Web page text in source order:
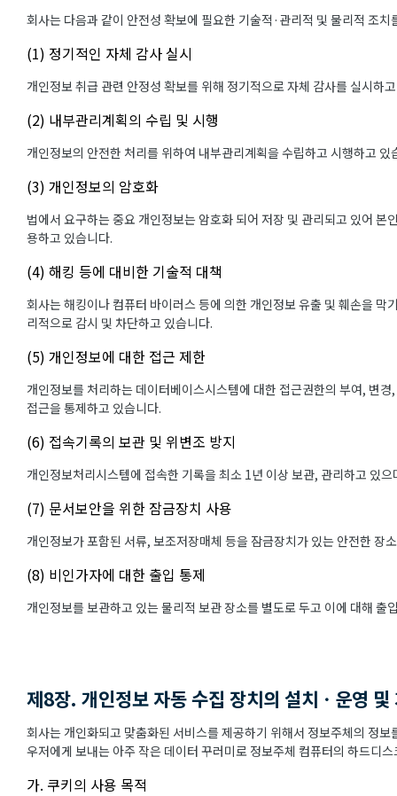
회사는 다음과 같이 안전성 확보에 필요한 기술적·관리적 및 물리적 조치
(1) 정기적인 자체 감사 실시
개인정보 취급 관련 안정성 확보를 위해 정기적으로 자체 감사를 실시하
(2) 내부관리계획의 수립 및 시행
개인정보의 안전한 처리를 위하여 내부관리계획을 수립하고 시행하고 있
(3) 개인정보의 암호화
법에서 요구하는 중요 개인정보는 암호화 되어 저장 및 관리되고 있어
용하고 있습니다.
(4) 해킹 등에 대비한 기술적 대책
회사는 해킹이나 컴퓨터 바이러스 등에 의한 개인정보 유출 및 훼손을
리적으로 감시 및 차단하고 있습니다.
(5) 개인정보에 대한 접근 제한
개인정보를 처리하는 데이터베이스시스템에 대한 접근권한의 부여, 변
접근을 통제하고 있습니다.
(6) 접속기록의 보관 및 위변조 방지
개인정보처리시스템에 접속한 기록을 최소 1년 이상 보관, 관리하고 있
(7) 문서보안을 위한 잠금장치 사용
개인정보가 포함된 서류, 보조저장매체 등을 잠금장치가 있는 안전한 장
(8) 비인가자에 대한 출입 통제
개인정보를 보관하고 있는 물리적 보관 장소를 별도로 두고 이에 대해 출
제8장. 개인정보 자동 수집 장치의 설치ㆍ운영 및
회사는 개인화되고 맞춤화된 서비스를 제공하기 위해서 정보주체의 정
우저에게 보내는 아주 작은 데이터 꾸러미로 정보주체 컴퓨터의 하드디
가. 쿠키의 사용 목적